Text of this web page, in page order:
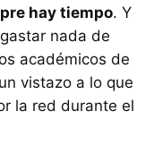
hay tiempo. Y
nada de
académicos de
vistazo a lo que
la red durante el